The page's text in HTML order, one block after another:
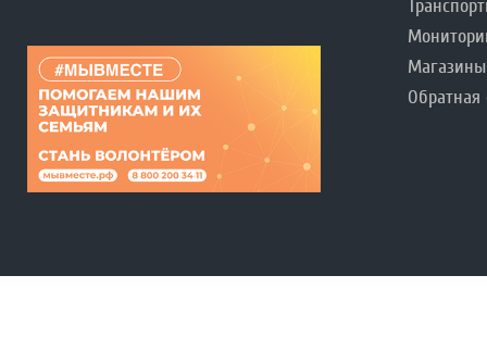
Магазины
Обратная